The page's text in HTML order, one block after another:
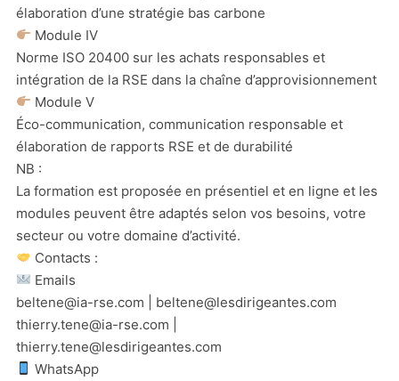
élaboration d’une stratégie bas carbone
Module IV
Norme ISO 20400 sur les achats responsables et
intégration de la RSE dans la chaîne d’approvisionnement
Module V
Éco-communication, communication responsable et
élaboration de rapports RSE et de durabilité
NB :
La formation est proposée en présentiel et en ligne et les
modules peuvent être adaptés selon vos besoins, votre
secteur ou votre domaine d’activité.
Contacts :
Emails
beltene@ia-rse.com | beltene@lesdirigeantes.com
thierry.tene@ia-rse.com |
thierry.tene@lesdirigeantes.com
WhatsApp